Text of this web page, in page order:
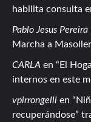
habilita consulta
Pablo Jesus
Marcha a
CARLA en
El
internos en este
vpirrongelli en
recuperándose”